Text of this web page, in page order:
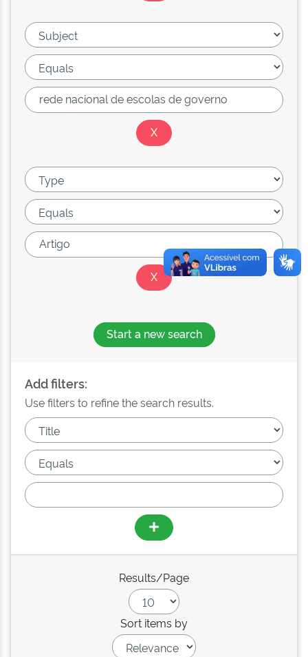
Start a new search
Add filters:
Use filters to refine the search results.
Results/Page
Sort items by